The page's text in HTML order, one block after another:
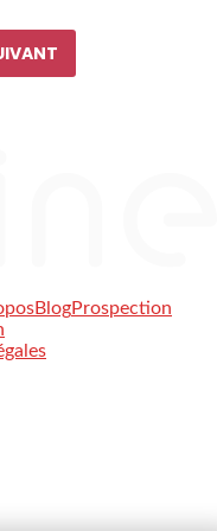
BlogProspection